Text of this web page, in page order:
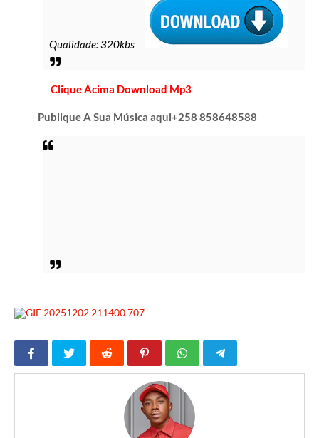
Qualidade: 320kbs
Clique Acima Download Mp3
Publique A Sua Música aqui+258 858648588